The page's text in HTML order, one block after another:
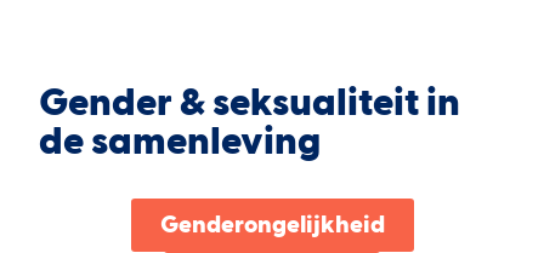
Gender & seksualiteit in
de samenleving
Genderongelijkheid